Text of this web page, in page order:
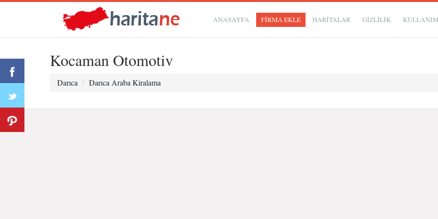
ANASAYFA FİRMA EKLE HARİTALAR GIZLILIK
Kocaman Otomotiv
Darıca Darıca Araba Kiralama